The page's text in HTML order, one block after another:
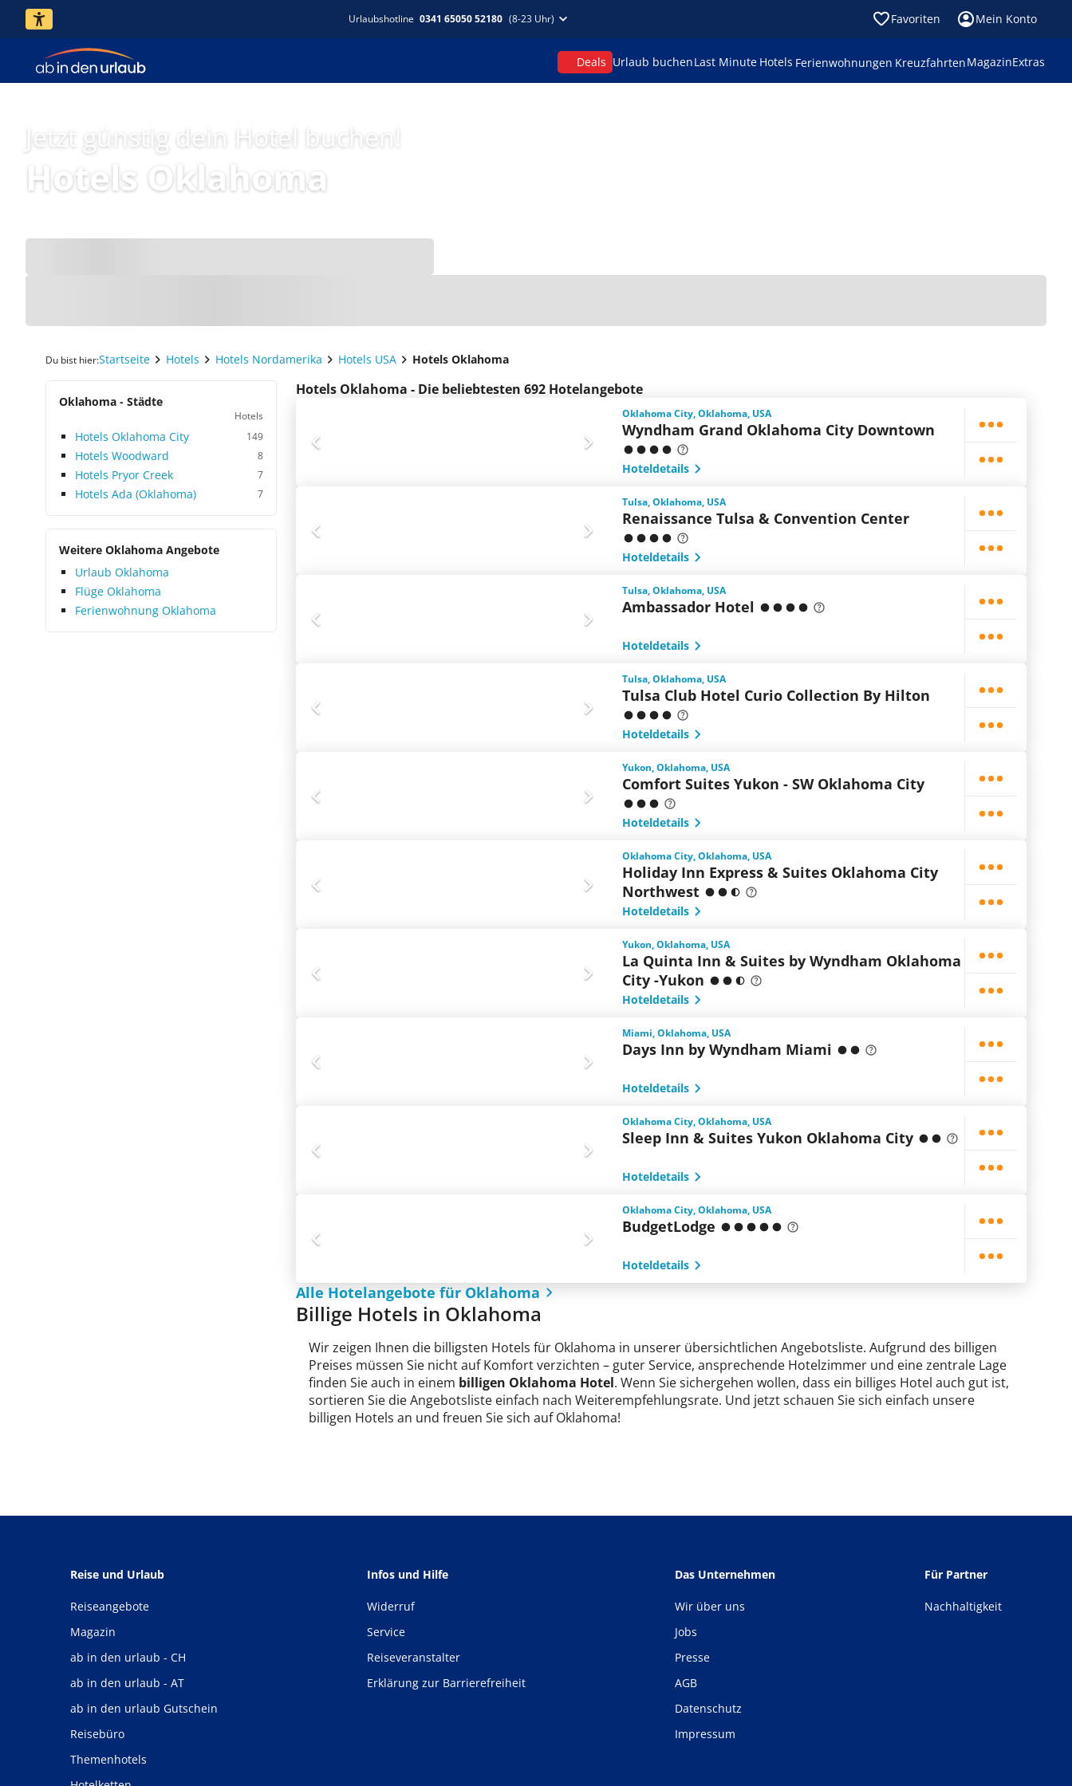
Urlaubshotline 0341 65050 52180 (8-23 Uhr) Favoriten Mein Konto
Deals Urlaub buchenLast Minute Hotels Ferienwohnungen KreuzfahrtenMagazinExtras
Jetzt günstig dein Hotel buchen!
Hotels Oklahoma
Du bist hier:Startseite Hotels Hotels Nordamerika Hotels USA Hotels Oklahoma
Oklahoma - Städte
Hotels
Hotels Oklahoma City 149
Hotels Woodward 8
Hotels Pryor Creek 7
Hotels Ada (Oklahoma) 7
Weitere Oklahoma Angebote
Urlaub Oklahoma
Flüge Oklahoma
Ferienwohnung Oklahoma
Hotels Oklahoma - Die beliebtesten 692 Hotelangebote
Oklahoma City, Oklahoma, USA
Wyndham Grand Oklahoma City Downtown
Hoteldetails
Tulsa, Oklahoma, USA
Renaissance Tulsa & Convention Center
Hoteldetails
Tulsa, Oklahoma, USA
Ambassador Hotel
Hoteldetails
Tulsa, Oklahoma, USA
Tulsa Club Hotel Curio Collection By Hilton
Hoteldetails
Yukon, Oklahoma, USA
Comfort Suites Yukon - SW Oklahoma City
Hoteldetails
Oklahoma City, Oklahoma, USA
Holiday Inn Express & Suites Oklahoma City
Northwest
Hoteldetails
Yukon, Oklahoma, USA
La Quinta Inn & Suites by Wyndham Oklahoma
City -Yukon
Hoteldetails
Miami, Oklahoma, USA
Days Inn by Wyndham Miami
Hoteldetails
Oklahoma City, Oklahoma, USA
Sleep Inn & Suites Yukon Oklahoma City
Hoteldetails
Oklahoma City, Oklahoma, USA
BudgetLodge
Hoteldetails
Alle Hotelangebote für Oklahoma
Billige Hotels in Oklahoma
Wir zeigen Ihnen die billigsten Hotels für Oklahoma in unserer übersichtlichen Angebotsliste. Aufgrund des billigen
Preises müssen Sie nicht auf Komfort verzichten – guter Service, ansprechende Hotelzimmer und eine zentrale Lage
finden Sie auch in einem billigen Oklahoma Hotel. Wenn Sie sichergehen wollen, dass ein billiges Hotel auch gut ist,
sortieren Sie die Angebotsliste einfach nach Weiterempfehlungsrate. Und jetzt schauen Sie sich einfach unsere
billigen Hotels an und freuen Sie sich auf Oklahoma!
Reise und Urlaub
Reiseangebote
Magazin
ab in den urlaub - CH
ab in den urlaub - AT
ab in den urlaub Gutschein
Reisebüro
Themenhotels
Infos und Hilfe
Widerruf
Service
Reiseveranstalter
Erklärung zur Barrierefreiheit
Das Unternehmen
Wir über uns
Jobs
Presse
AGB
Datenschutz
Impressum
Für Partner
Nachhaltigkeit